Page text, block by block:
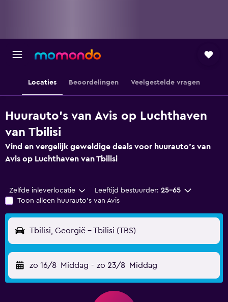
Locaties Beoordelingen Veelgestelde vragen
Huurauto's van Avis op Luchthaven
van Tbilisi
Vind en vergelijk geweldige deals voor huurauto's van
Avis op Luchthaven van Tbilisi
Zelfde inleverlocatie Leeftijd bestuurder: 25-65
Toon alleen huurauto's van Avis
Tbilisi, Georgië - Tbilisi (TBS)
zo 16/8 Middag - zo 23/8 Middag